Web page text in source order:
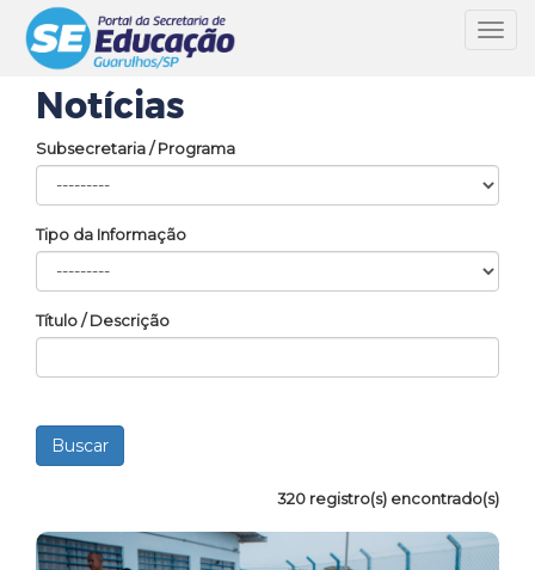
Notícias
Subsecretaria / Programa
Tipo da Informação
Título / Descrição
320 registro(s) encontrado(s)